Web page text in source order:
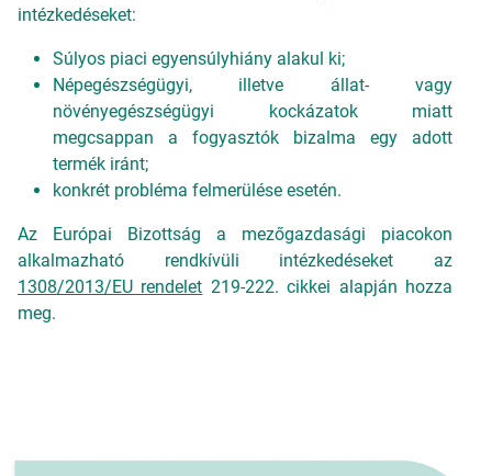
intézkedéseket:
Súlyos piaci egyensúlyhiány alakul ki;
Népegészségügyi, illetve állat- vagy
növényegészségügyi kockázatok miatt
megcsappan a fogyasztók bizalma egy adott
termék iránt;
konkrét probléma felmerülése esetén.
Az Európai Bizottság a mezőgazdasági piacokon
alkalmazható rendkívüli intézkedéseket az
1308/2013/EU rendelet 219-222. cikkei alapján hozza
meg.